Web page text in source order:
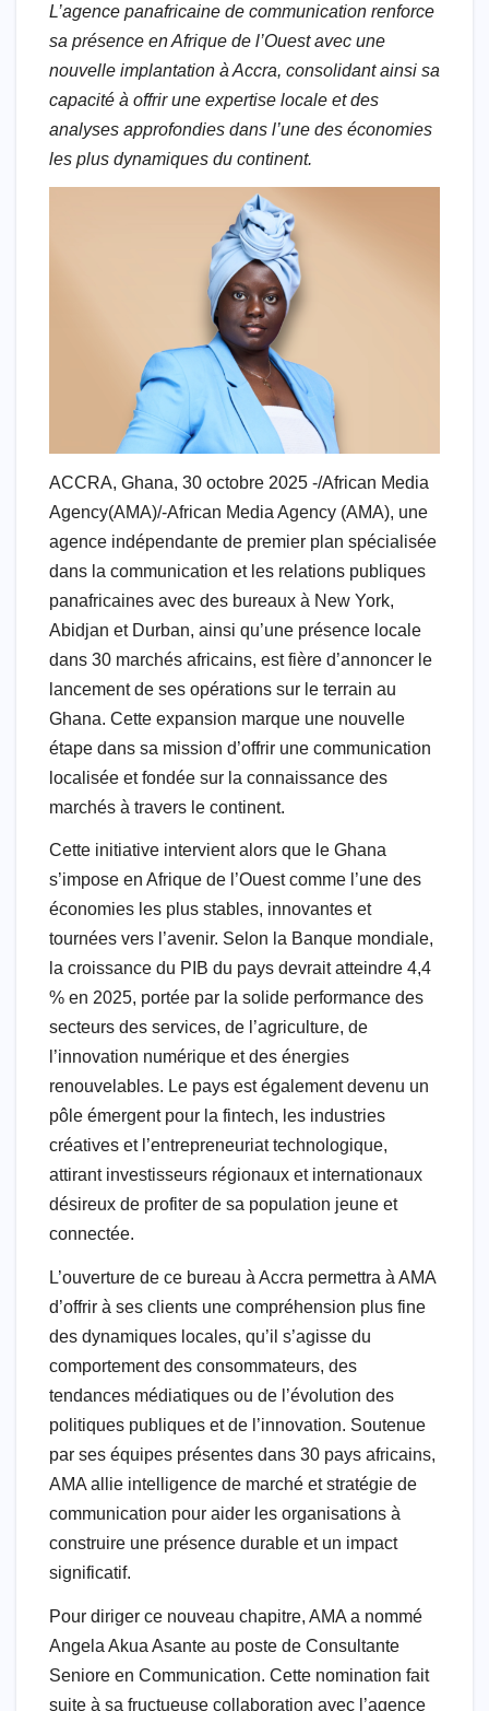
c
e
b
o
o
k
at
s
A
p
p
tt
er
h
o
o
M
ail
k
e
dI
n
e
gr
a
m
ail ar
e
L’agence panafricaine de communication renforce
sa présence en Afrique de l’Ouest avec une
nouvelle implantation à Accra, consolidant ainsi sa
capacité à offrir une expertise locale et des
analyses approfondies dans l’une des économies
les plus dynamiques du continent.
ACCRA, Ghana, 30 octobre 2025 -/African Media
Agency(AMA)/-African Media Agency (AMA), une
agence indépendante de premier plan spécialisée
dans la communication et les relations publiques
panafricaines avec des bureaux à New York,
Abidjan et Durban, ainsi qu’une présence locale
dans 30 marchés africains, est fière d’annoncer le
lancement de ses opérations sur le terrain au
Ghana. Cette expansion marque une nouvelle
étape dans sa mission d’offrir une communication
localisée et fondée sur la connaissance des
marchés à travers le continent.
Cette initiative intervient alors que le Ghana
s’impose en Afrique de l’Ouest comme l’une des
économies les plus stables, innovantes et
tournées vers l’avenir. Selon la Banque mondiale,
la croissance du PIB du pays devrait atteindre 4,4
% en 2025, portée par la solide performance des
secteurs des services, de l’agriculture, de
l’innovation numérique et des énergies
renouvelables. Le pays est également devenu un
pôle émergent pour la fintech, les industries
créatives et l’entrepreneuriat technologique,
attirant investisseurs régionaux et internationaux
désireux de profiter de sa population jeune et
connectée.
L’ouverture de ce bureau à Accra permettra à AMA
d’offrir à ses clients une compréhension plus fine
des dynamiques locales, qu’il s’agisse du
comportement des consommateurs, des
tendances médiatiques ou de l’évolution des
politiques publiques et de l’innovation. Soutenue
par ses équipes présentes dans 30 pays africains,
AMA allie intelligence de marché et stratégie de
communication pour aider les organisations à
construire une présence durable et un impact
significatif.
Pour diriger ce nouveau chapitre, AMA a nommé
Angela Akua Asante au poste de Consultante
Seniore en Communication. Cette nomination fait
suite à sa fructueuse collaboration avec l’agence